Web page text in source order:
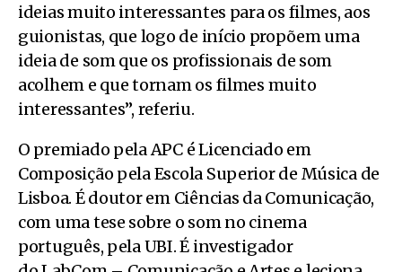
ideias muito interessantes para os filmes, aos
guionistas, que logo de início propõem uma
ideia de som que os profissionais de som
acolhem e que tornam os filmes muito
interessantes”, referiu.
O premiado pela APC é Licenciado em
Composição pela Escola Superior de Música de
Lisboa. É doutor em Ciências da Comunicação,
com uma tese sobre o som no cinema
português, pela UBI. É investigador